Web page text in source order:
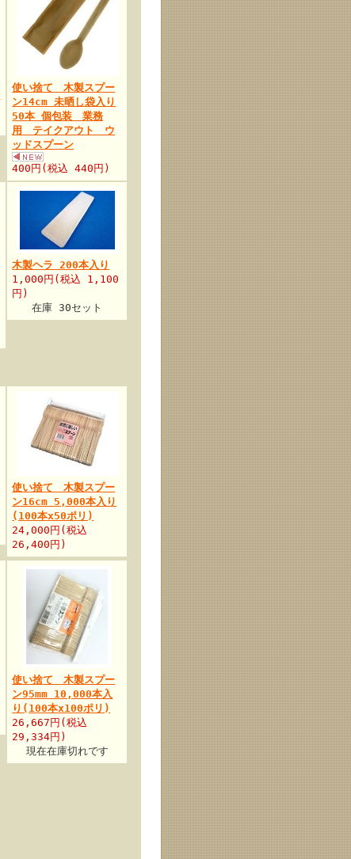
使い捨て 木製スプー
ン14cm 未晒し袋入り
50本 個包装 業務
用 テイクアウト ウ
ッドスプーン
400円(税込 440円)
木製ヘラ 200本入り
1,000円(税込 1,100
円)
在庫 30セット
使い捨て 木製スプー
ン16cm 5,000本入り
(100本x50ポリ)
24,000円(税込
26,400円)
使い捨て 木製スプー
ン95mm 10,000本入
り(100本x100ポリ)
26,667円(税込
29,334円)
現在在庫切れです